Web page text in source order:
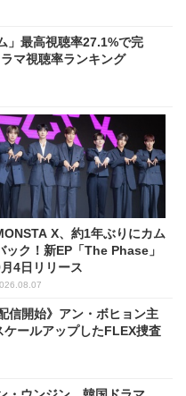
」最高視聴率27.1%で完
マ視聴率ランキング
X、約1年ぶりにカム
ック！新EP「The Phase」
4日リリース
信開始》アン・ボヒョン主
ールアップしたFLEX捜査